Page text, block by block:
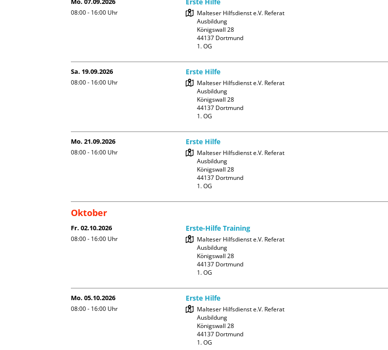
08:00 - 16:00 Uhr
Erste Hilfe
Malteser Hilfsdienst e.V. Referat
Ausbildung
Königswall 28
44137 Dortmund
1. OG
Sa. 19.09.2026
08:00 - 16:00 Uhr
Erste Hilfe
Malteser Hilfsdienst e.V. Referat
Ausbildung
Königswall 28
44137 Dortmund
1. OG
Mo. 21.09.2026
08:00 - 16:00 Uhr
Erste Hilfe
Malteser Hilfsdienst e.V. Referat
Ausbildung
Königswall 28
44137 Dortmund
1. OG
Oktober
Fr. 02.10.2026
08:00 - 16:00 Uhr
Erste-Hilfe Training
Malteser Hilfsdienst e.V. Referat
Ausbildung
Königswall 28
44137 Dortmund
1. OG
Mo. 05.10.2026
08:00 - 16:00 Uhr
Erste Hilfe
Malteser Hilfsdienst e.V. Referat
Ausbildung
Königswall 28
44137 Dortmund
1. OG